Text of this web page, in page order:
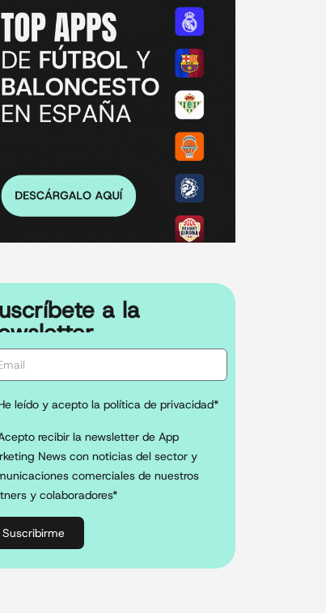
a la
leído y acepto la política de privacidad*
recibir la newsletter de App
News con noticias del sector y
comerciales de nuestros
y colaboradores*
Suscribirme